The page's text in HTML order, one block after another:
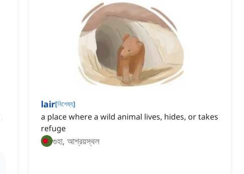
lair[বিশেষ্য]
a place where a wild animal lives, hides, or takes
refuge
গুহা, আশ্রয়স্থল